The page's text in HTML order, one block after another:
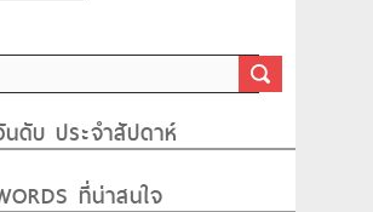
ดับ ประจำสัปดาห์
ที่น่าสนใจ